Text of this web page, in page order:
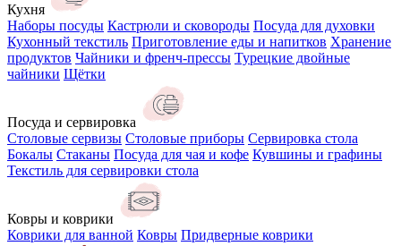
Кухня
Наборы посуды Кастрюли и сковороды Посуда для духовки
Кухонный текстиль Приготовление еды и напитков Хранение
продуктов Чайники и френч-прессы Турецкие двойные
чайники Щётки
Посуда и сервировка
Столовые сервизы Столовые приборы Сервировка стола
Бокалы Стаканы Посуда для чая и кофе Кувшины и графины
Текстиль для сервировки стола
Ковры и коврики
Коврики для ванной Ковры Придверные коврики